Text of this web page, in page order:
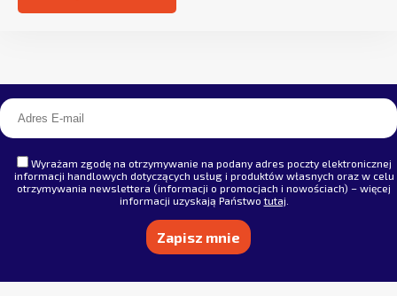
Wyrażam zgodę na otrzymywanie na podany adres poczty elektronicznej
informacji handlowych dotyczących usług i produktów własnych oraz w celu
otrzymywania newslettera (informacji o promocjach i nowościach) – więcej
informacji uzyskają Państwotutaj